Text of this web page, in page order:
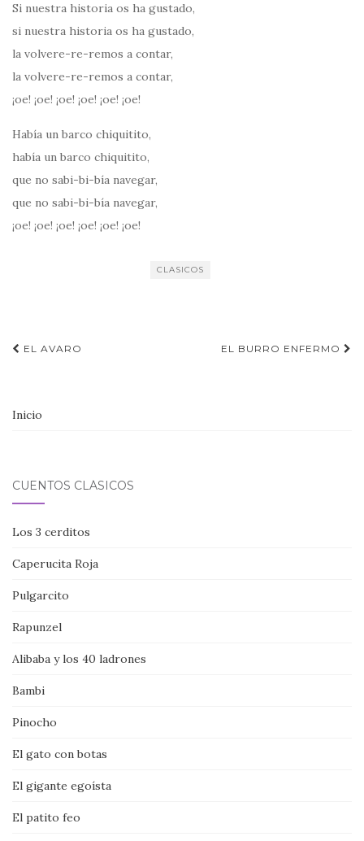
Si nuestra historia os ha gustado,
si nuestra historia os ha gustado,
la volvere-re-remos a contar,
la volvere-re-remos a contar,
¡oe! ¡oe! ¡oe! ¡oe! ¡oe! ¡oe!
Había un barco chiquitito,
había un barco chiquitito,
que no sabi-bi-bía navegar,
que no sabi-bi-bía navegar,
¡oe! ¡oe! ¡oe! ¡oe! ¡oe! ¡oe!
CLASICOS
Navegación
EL AVARO EL BURRO ENFERMO
Inicio
CUENTOS CLÁSICOS
Los 3 cerditos
Caperucita Roja
Pulgarcito
Rapunzel
Alibaba y los 40 ladrones
Bambi
Pinocho
El gato con botas
El gigante egoísta
El patito feo